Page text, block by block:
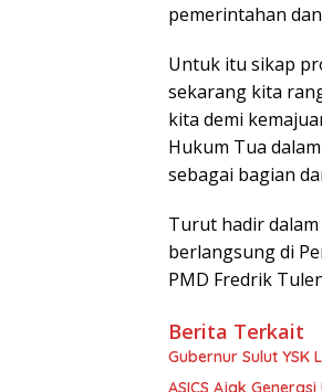
pemerintahan
Untuk itu sikap
sekarang kita
kita demi
Hukum Tua
sebagai bagian
Turut hadir
berlangsung di
PMD Fredrik
Berita Terkait
ASICS Ajak